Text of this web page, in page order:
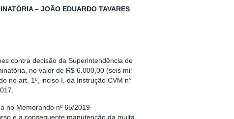
– JOÃO EDUARDO TAVARES
contra decisão da Superintendência de
no valor de R$ 6.000,00 (seis mil
no art. 1º, inciso I, da Instrução CVM n°
no Memorando nº 65/2019-
e a consequente manutenção da multa